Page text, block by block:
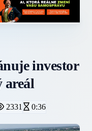
investor
areál
2331 0:36